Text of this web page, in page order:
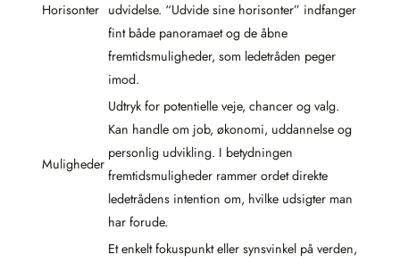
Horisonter udvidelse. “Udvide sine horisonter” indfanger
fint både panoramaet og de åbne
fremtidsmuligheder, som ledetråden peger
imod.
Muligheder
Udtryk for potentielle veje, chancer og valg.
Kan handle om job, økonomi, uddannelse og
personlig udvikling. I betydningen
fremtidsmuligheder rammer ordet direkte
ledetrådens intention om, hvilke udsigter man
har forude.
Et enkelt fokuspunkt eller synsvinkel på verden,